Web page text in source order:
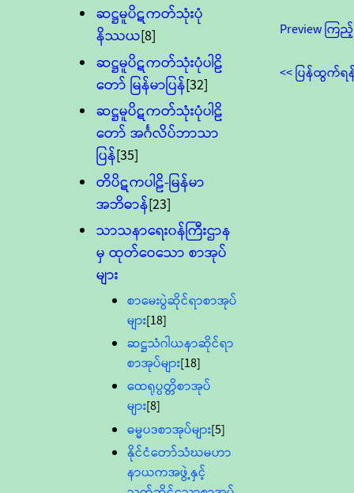
ဆဋ္ဌမူပိဋကတ်သုံးပုံ
နိဿယ[8]
ဆဋ္ဌမူပိဋကတ်သုံးပုံပါဠိ
တော် မြန်မာပြန်[32]
ဆဋ္ဌမူပိဋကတ်သုံးပုံပါဠိ
တော် အင်္ဂလိပ်ဘာသာ
ပြန်[35]
တိပိဋကပါဠိ-မြန်မာ
အဘိဓာန်[23]
သာသနာရေး၀န်ကြီးဌာန
မှ ထုတ်ဝေသော စာအုပ်
များ
စာမေးပွဲဆိုင်ရာစာအုပ်
များ[18]
ဆဋ္ဌသံဂါယနာဆိုင်ရာ
စာအုပ်များ[18]
ထေရုပ္ပတ္တိစာအုပ်
များ[8]
ဓမ္မပဒစာအုပ်များ[5]
နိုင်ငံတော်သံဃမဟာ
နာယကအဖွဲ့နှင့်
Preview ကြ
<< ပြန်ထွက်ရ